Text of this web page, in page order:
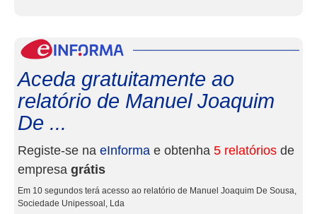
Aceda gratuitamente ao
relatório de Manuel Joaquim
De ...
Registe-se na eInforma e obtenha 5 relatórios de
empresa grátis
Em 10 segundos terá acesso ao relatório de Manuel Joaquim De Sousa,
Sociedade Unipessoal, Lda